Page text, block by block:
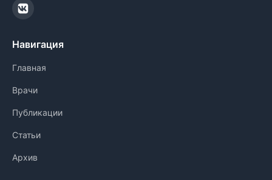
Навигация
Главная
Врачи
Публикации
Статьи
Архив